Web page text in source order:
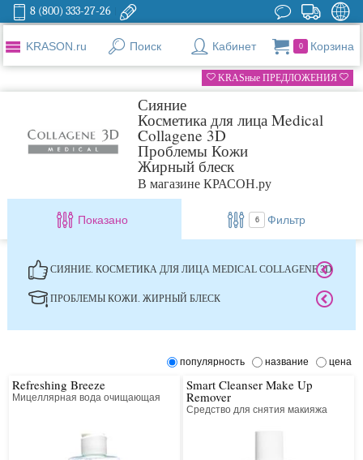
8 (800) 333-27-26
KRASON.ru Поиск Кабинет 0 Корзина
KRASные ПРЕДЛОЖЕНИЯ
Сияние
Косметика для лица Medical
Collagene 3D
Проблемы Кожи
Жирный блеск
В магазине КРАСОН.ру
Показано 6 Фильтр
СИЯНИЕ. КОСМЕТИКА ДЛЯ ЛИЦА MEDICAL COLLAGENE 3D
ПРОБЛЕМЫ КОЖИ. ЖИРНЫЙ БЛЕСК
популярность название цена
Refreshing Breeze
Мицеллярная вода очищающая
Smart Cleanser Make Up
Remover
Средство для снятия макияжа